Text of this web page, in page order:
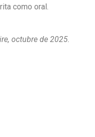
como oral.
octubre de 2025.